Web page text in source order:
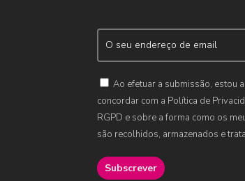
Ao efetuar a submissão, estou a
concordar com a Política de
RGPD e sobre a forma como os
são recolhidos, armazenados e